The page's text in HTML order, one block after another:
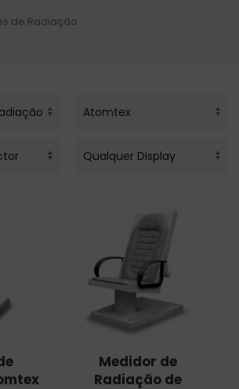
de Radiação
Medidor de
Radiação de